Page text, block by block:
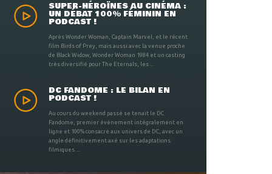
SUPER-HÉROÏNES AU CINÉMA :
UN DÉBAT 100% FÉMININ EN
PODCAST !
Après Wonder Woman, Captain Marvel, et le récent
film Birds of Prey, mais aussi avec la venue proche
de Black Widow, Wonder Woman 1984 et un casting
très diversifié pour The Eternals, les ...
DC FANDOME : LE BILAN EN
PODCAST !
Au cours du weekend passé se tenait le DC
Fandome, premier évènement intégralement en
ligne et 100% consacré aux univers de DC, avec un
angle définitivement axé sur les adaptations
filmiques ...